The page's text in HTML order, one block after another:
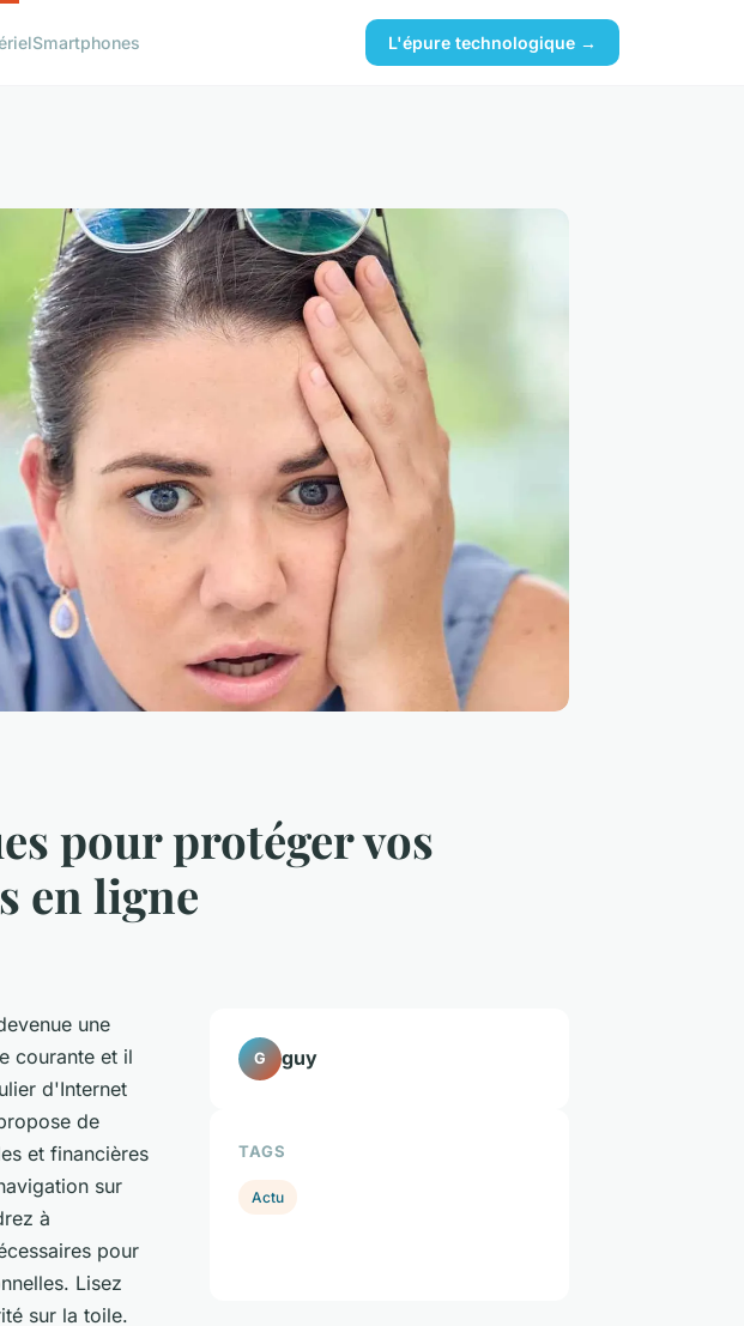
Smartphones L'épure technologique →
pour protéger vos
en ligne
une
courante et il
d'Internet
de
et financières
sur
à
pour
Lisez
sur la toile.
G guy
TAGS
Actu